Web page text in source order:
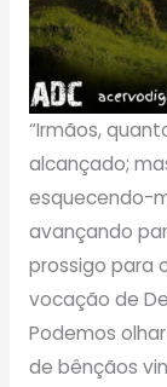
“Irmãos,
alcançado;
esquecendo-
avançando
prossigo para
vocação de
Podemos
de bênçãos